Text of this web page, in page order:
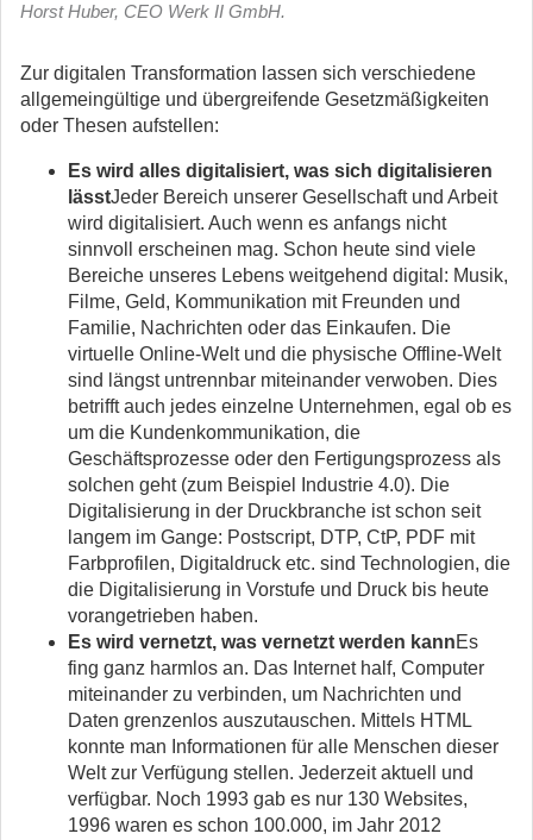
Horst Huber, CEO Werk II GmbH.
Zur digitalen Transformation lassen sich verschiedene
allgemeingültige und übergreifende Gesetzmäßigkeiten
oder Thesen aufstellen:
Es wird alles digitalisiert, was sich digitalisieren
lässtJeder Bereich unserer Gesellschaft und Arbeit
wird digitalisiert. Auch wenn es anfangs nicht
sinnvoll erscheinen mag. Schon heute sind viele
Bereiche unseres Lebens weitgehend digital: Musik,
Filme, Geld, Kommunikation mit Freunden und
Familie, Nachrichten oder das Einkaufen. Die
virtuelle Online-Welt und die physische Offline-Welt
sind längst untrennbar miteinander verwoben. Dies
betrifft auch jedes einzelne Unternehmen, egal ob es
um die Kundenkommunikation, die
Geschäftsprozesse oder den Fertigungsprozess als
solchen geht (zum Beispiel Industrie 4.0). Die
Digitalisierung in der Druckbranche ist schon seit
langem im Gange: Postscript, DTP, CtP, PDF mit
Farbprofilen, Digitaldruck etc. sind Technologien, die
die Digitalisierung in Vorstufe und Druck bis heute
vorangetrieben haben.
Es wird vernetzt, was vernetzt werden kannEs
fing ganz harmlos an. Das Internet half, Computer
miteinander zu verbinden, um Nachrichten und
Daten grenzenlos auszutauschen. Mittels HTML
konnte man Informationen für alle Menschen dieser
Welt zur Verfügung stellen. Jederzeit aktuell und
verfügbar. Noch 1993 gab es nur 130 Websites,
1996 waren es schon 100.000, im Jahr 2012